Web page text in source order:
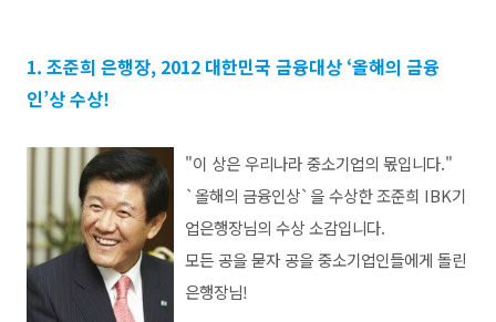
1. 조준희 은행장, 2012 대한민국 금융대상 ‘올해의 금융
인’상 수상!
"이 상은 우리나라 중소기업의 몫입니다."
`올해의 금융인상`을 수상한 조준희 IBK기
업은행장님의 수상 소감입니다.
모든 공을 묻자 공을 중소기업인들에게 돌린
은행장님!